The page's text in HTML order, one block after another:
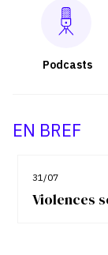
Podcasts
EN BREF
31/07
Violences